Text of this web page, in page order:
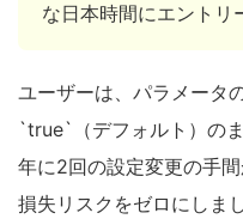
な日本時間にエントリ
ユーザーは、パラメータ
`true`（デフォルト）の
年に2回の設定変更の手
損失リスクをゼロにしまし